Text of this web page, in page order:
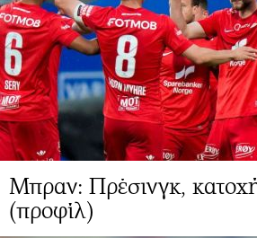
Μπραν: Πρέσινγκ,
(προφίλ)